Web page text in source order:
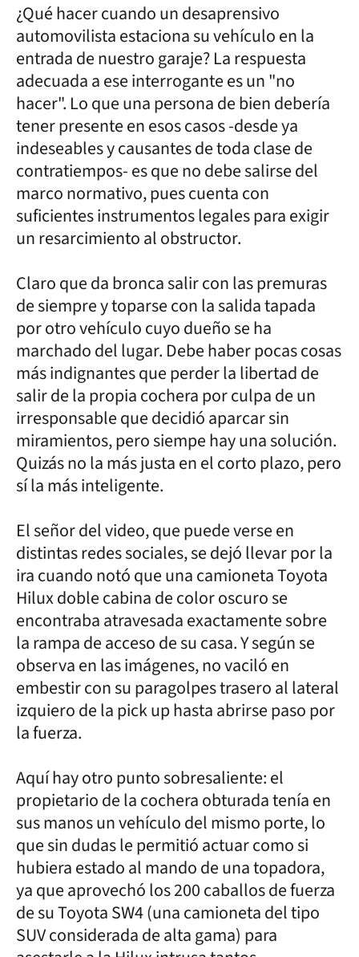
¿Qué hacer cuando un desaprensivo
automovilista estaciona su vehículo en la
entrada de nuestro garaje? La respuesta
adecuada a ese interrogante es un "no
hacer". Lo que una persona de bien debería
tener presente en esos casos -desde ya
indeseables y causantes de toda clase de
contratiempos- es que no debe salirse del
marco normativo, pues cuenta con
suficientes instrumentos legales para exigir
un resarcimiento al obstructor.
Claro que da bronca salir con las premuras
de siempre y toparse con la salida tapada
por otro vehículo cuyo dueño se ha
marchado del lugar. Debe haber pocas cosas
más indignantes que perder la libertad de
salir de la propia cochera por culpa de un
irresponsable que decidió aparcar sin
miramientos, pero siempe hay una solución.
Quizás no la más justa en el corto plazo, pero
sí la más inteligente.
El señor del video, que puede verse en
distintas redes sociales, se dejó llevar por la
ira cuando notó que una camioneta Toyota
Hilux doble cabina de color oscuro se
encontraba atravesada exactamente sobre
la rampa de acceso de su casa. Y según se
observa en las imágenes, no vaciló en
embestir con su paragolpes trasero al lateral
izquiero de la pick up hasta abrirse paso por
la fuerza.
Aquí hay otro punto sobresaliente: el
propietario de la cochera obturada tenía en
sus manos un vehículo del mismo porte, lo
que sin dudas le permitió actuar como si
hubiera estado al mando de una topadora,
ya que aprovechó los 200 caballos de fuerza
de su Toyota SW4 (una camioneta del tipo
SUV considerada de alta gama) para